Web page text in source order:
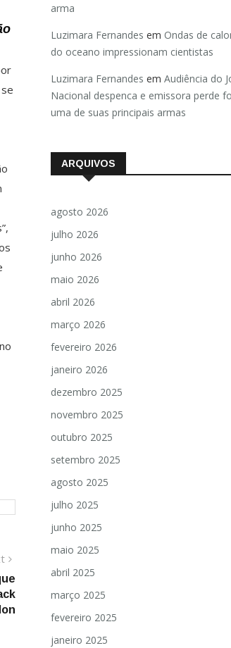
arma
Luzimara Fernandes em Ondas de
do oceano impressionam cientistas
Luzimara Fernandes em Audiência do
Nacional despenca e emissora perde
uma de suas principais armas
ARQUIVOS
agosto 2026
julho 2026
junho 2026
maio 2026
abril 2026
março 2026
fevereiro 2026
janeiro 2026
dezembro 2025
novembro 2025
outubro 2025
setembro 2025
agosto 2025
julho 2025
junho 2025
maio 2025
abril 2025
março 2025
fevereiro 2025
janeiro 2025